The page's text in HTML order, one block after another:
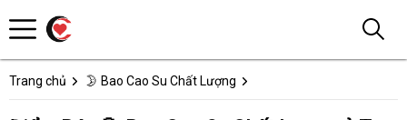
Trang chủ 🌛 Bao Cao Su Chất Lượng